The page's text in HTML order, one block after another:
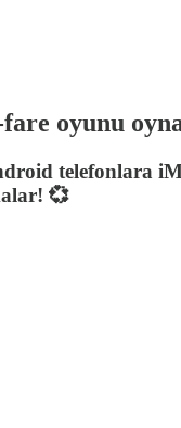
oyunu
telefonlara
💞